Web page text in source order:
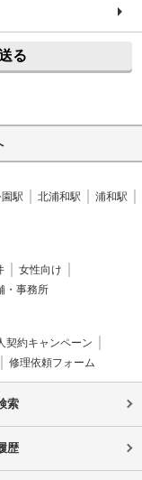
る
駅 北浦和駅
浦和駅
女性向け
・事務所
契約キャンペーン
修理依頼フォーム
索
歴